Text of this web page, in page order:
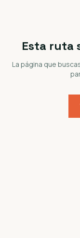
Esta ruta
La página que